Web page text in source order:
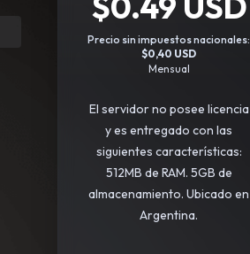
Precio sin impuestos nacionales:
$0,40 USD
Mensual
El servidor no posee licencia
y es entregado con las
siguientes características:
512MB de RAM. 5GB de
almacenamiento. Ubicado en
Argentina.